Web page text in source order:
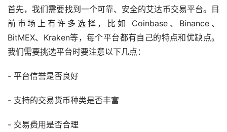
首先，我们需要找到一个可靠、安全的艾达币交易平台。目
前市场上有许多选择，比如 Coinbase、Binance、
BitMEX、Kraken等，每个平台都有自己的特点和优缺点。
我们需要挑选平台时要注意以下几点：
- 平台信誉是否良好
- 支持的交易货币种类是否丰富
- 交易费用是否合理